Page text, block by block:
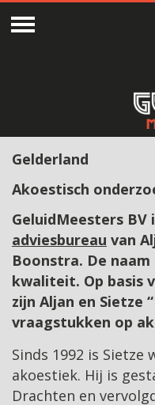
Gelderland
Akoestisch
GeluidMeesters BV
adviesbureau van
Boonstra. De
kwaliteit. Op basis
zijn Aljan en Sietze
vraagstukken op
Sinds 1992 is Sietze
akoestiek. Hij is
Drachten en